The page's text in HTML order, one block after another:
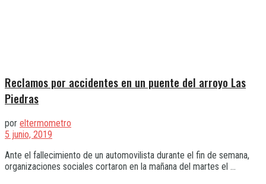
Reclamos por accidentes en un puente del arroyo Las
Piedras
por eltermometro
5 junio, 2019
Ante el fallecimiento de un automovilista durante el fin de semana,
organizaciones sociales cortaron en la mañana del martes el ...